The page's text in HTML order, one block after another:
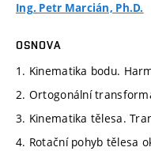
Ing. Petr Marcián, Ph.D.
OSNOVA
1. Kinematika bodu.
2. Ortogonální
3. Kinematika tělesa.
4. Rotační pohyb tělesa